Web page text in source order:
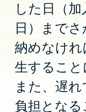
した日（
日）まで
納めなけ
生するこ
また、遅
負担となる